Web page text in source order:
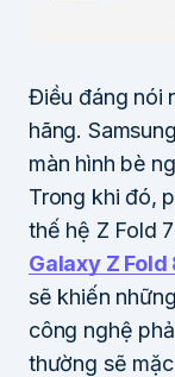
Điều đáng nói
hãng.
màn hình bè
Trong khi đó,
thế hệ Z Fold
Galaxy Z Fold
sẽ khiến
công nghệ
thường sẽ